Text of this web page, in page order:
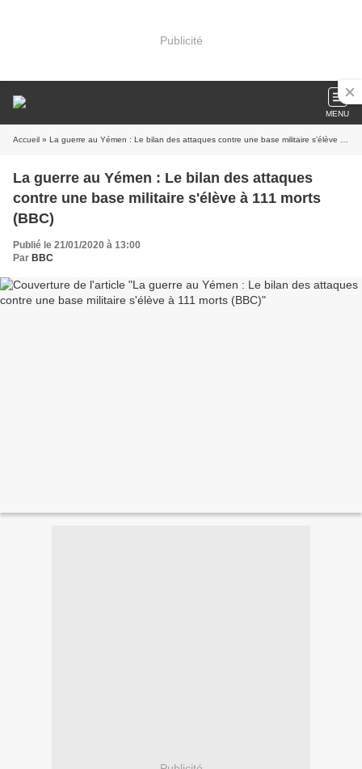
Publicité
MENU
Accueil » La guerre au Yémen : Le bilan des attaques contre une base militaire s'élève à 111 morts (BBC)
La guerre au Yémen : Le bilan des attaques
contre une base militaire s'élève à 111 morts
(BBC)
Publié le 21/01/2020 à 13:00
Par BBC